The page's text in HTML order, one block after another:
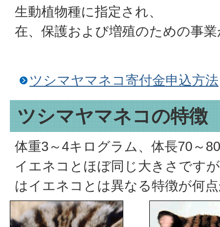
生動植物種に指
在、保護および増殖のための事
ツシマヤマネコ寄付金申込方法
ツシマヤマネコの特徴
体重3～4キログラム、体長70～
イエネコとほぼ同じ大きさです
はイエネコとは異なる特徴が何